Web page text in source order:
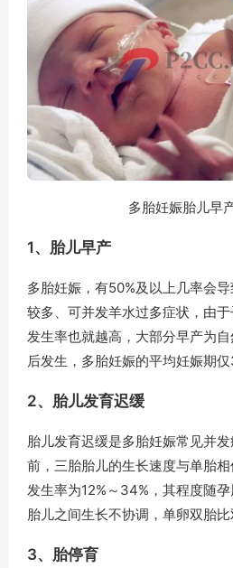
多胎妊娠胎儿早
1、胎儿早产
多胎妊娠，有50%及以上几率会
较多、可并发羊水过多症状，由
发生率也就越高，大部分早产为
后发生，多胎妊娠的平均妊娠期仅
2、胎儿发育迟缓
胎儿发育迟缓是多胎妊娠常见并
前，三胎胎儿的生长速度与单胎
发生率为12%～34%，其程度随
胎儿之间生长不协调，单卵双胎比
3、胎停育